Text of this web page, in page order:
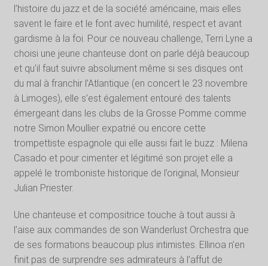
l’histoire du jazz et de la société américaine, mais elles
savent le faire et le font avec humilité, respect et avant
gardisme à la foi. Pour ce nouveau challenge, Terri Lyne a
choisi une jeune chanteuse dont on parle déjà beaucoup
et qu’il faut suivre absolument même si ses disques ont
du mal à franchir l’Atlantique (en concert le 23 novembre
à Limoges), elle s’est également entouré des talents
émergeant dans les clubs de la Grosse Pomme comme
notre Simon Moullier expatrié ou encore cette
trompettiste espagnole qui elle aussi fait le buzz : Milena
Casado et pour cimenter et légitimé son projet elle a
appelé le tromboniste historique de l’original, Monsieur
Julian Priester.
Une chanteuse et compositrice touche à tout aussi à
l’aise aux commandes de son Wanderlust Orchestra que
de ses formations beaucoup plus intimistes. Ellinoa n’en
finit pas de surprendre ses admirateurs à l’affut de